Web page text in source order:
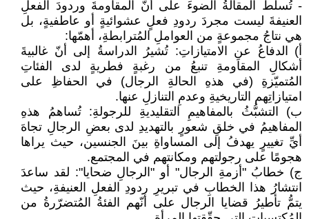
- تُسلّطُ المقالةُ الضوءَ على أنّ المقاومةَ وردودَ الفعلِ
العنيفةَ ليست مجردَ ردودِ فعلٍ عشوائيةٍ أو عاطفيةٍ، بل
هي نتاجُ مجموعةٍ من العواملِ المُترابطةِ، أهمّها:
‌أ) الدفاعُ عنِ الامتيازاتِ: تُشيرُ الدراسةُ إلى أنّ غالبيةَ
أشكالِ المقاومةِ تنبعُ من رغبةٍ فطريةٍ لدى الفئاتِ
المُتميّزةِ (في هذهِ الحالةِ الرجال) في الحفاظِ على
امتيازاتِهم التاريخيةِ وعدمِ التنازلِ عنها.
‌ب) التشبُّثُ بالمفاهيمِ التقليديةِ للرجولةِ: تُساهمُ هذهِ
المفاهيمُ في خلقِ شعورٍ بالتهديدِ لدى بعضِ الرجالِ تجاهَ
أيِّ تغييرٍ يهدفُ إلى المساواةِ بينَ الجنسين، حيث يراها
هجومًا على رجولتهم ومكانتهم في المجتمع.
‌ج) خطابُ "أزمةِ الرجال" أو "الرجالِ ضحايا": لقد ساعدَ
انتشارُ هذا الخطابِ في تبريرِ ردودِ الفعلِ العنيفةِ، حيث
يتمُّ تأطيرُ قضايا الرجال على أنّهم الفئةُ المُتضرّرةُ من